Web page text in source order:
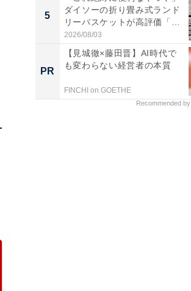
5
ダイソーの折り畳み式ランド
リーバスケットが高評価「使
わ...
2026/08/03
PR
【見城徹×藤田晋】AI時代で
も変わらない経営者の本質
FINCHI on GOETHE
Recommended by